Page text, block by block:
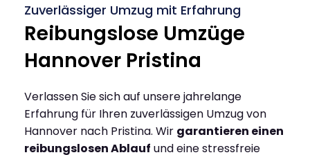
Zuverlässiger Umzug mit Erfahrung
Reibungslose Umzüge
Hannover Pristina
Verlassen Sie sich auf unsere jahrelange
Erfahrung für Ihren zuverlässigen Umzug von
Hannover nach Pristina. Wir garantieren einen
reibungslosen Ablauf und eine stressfreie